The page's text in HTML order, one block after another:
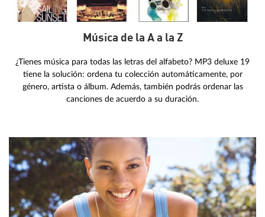
Música de la A a la Z
¿Tienes música para todas las letras del alfabeto? MP3 deluxe 19
tiene la solución: ordena tu colección automáticamente, por
género, artista o álbum. Además, también podrás ordenar las
canciones de acuerdo a su duración.